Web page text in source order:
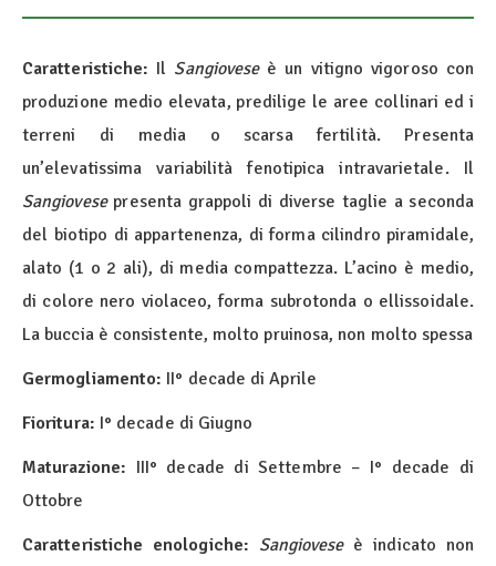
Caratteristiche: Il Sangioveseè un vitigno vigoroso con
produzione medio elevata, predilige le aree collinari ed i
terreni di media o scarsa fertilità. Presenta
un’elevatissima variabilità fenotipica intravarietale. Il
Sangiovesepresenta grappoli di diverse taglie a seconda
del biotipo di appartenenza, di forma cilindro piramidale,
alato (1 o 2 ali), di media compattezza. L’acino è medio,
di colore nero violaceo, forma subrotonda o ellissoidale.
La buccia è consistente, molto pruinosa, non molto spessa
Germogliamento: II° decade di Aprile
Fioritura: I° decade di Giugno
Maturazione: III° decade di Settembre – I° decade di
Ottobre
Caratteristiche enologiche: Sangioveseè indicato non